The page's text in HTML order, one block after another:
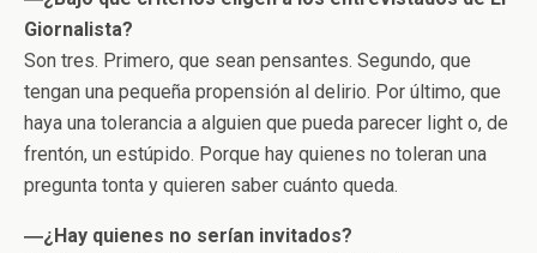
Giornalista?
Son tres. Primero, que sean pensantes. Segundo, que
tengan una pequeña propensión al delirio. Por último, que
haya una tolerancia a alguien que pueda parecer light o, de
frentón, un estúpido. Porque hay quienes no toleran una
pregunta tonta y quieren saber cuánto queda.
―¿Hay quienes no serían invitados?